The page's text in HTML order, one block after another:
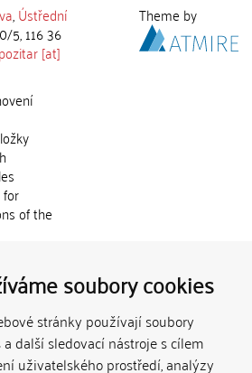
soubory cookies
stránky používají soubory
a další sledovací nástroje s cílem
uživatelského prostředí, analýzy
,Ústřední
5, 116 36
[at]
of the
k
vydávány
jinou
autora.
shall not
Theme by